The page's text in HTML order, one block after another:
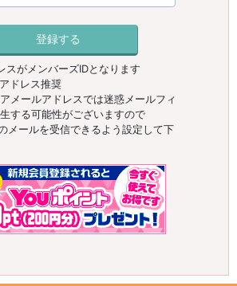
スがメンバーズIDとなります
ドレス推奨
アメールアドレスでは迷惑メールフィ
する可能性がございますので
メールを受信できるよう設定して下